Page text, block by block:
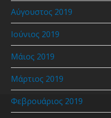
Αύγουστος 2019
Ιούνιος 2019
Μάιος 2019
Μάρτιος 2019
Φεβρουάριος 2019